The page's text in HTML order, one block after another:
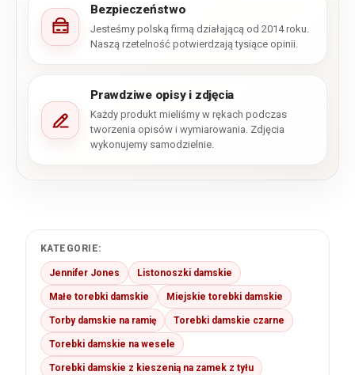
Bezpieczeństwo
Jesteśmy polską firmą działającą od 2014 roku.
Naszą rzetelność potwierdzają tysiące opinii.
Prawdziwe opisy i zdjęcia
Każdy produkt mieliśmy w rękach podczas
tworzenia opisów i wymiarowania. Zdjęcia
wykonujemy samodzielnie.
KATEGORIE:
Jennifer Jones Listonoszki damskie
Małe torebki damskie Miejskie torebki damskie
Torby damskie na ramię Torebki damskie czarne
Torebki damskie na wesele
Torebki damskie z kieszenią na zamek z tyłu